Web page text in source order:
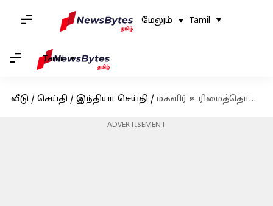
மேலும் Tamil
Tamil
வீடு / செய்தி / இந்தியா செய்தி / மகளிர் உரிமைத்தொகை திட்டத்தில் மாதம்தோறும் ஆய்வு நடத்தப்படும் என தமிழ்நாடு அரசு அறிவிப்பு
ADVERTISEMENT